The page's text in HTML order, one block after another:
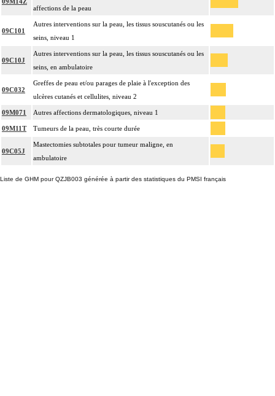
affections de la peau
09C101
Autres interventions sur la peau, les tissus souscutanés ou les
seins, niveau 1
09C10J
Autres interventions sur la peau, les tissus souscutanés ou les
seins, en ambulatoire
09C032
Greffes de peau et/ou parages de plaie à l'exception des
ulcères cutanés et cellulites, niveau 2
09M071 Autres affections dermatologiques, niveau 1
09M11T Tumeurs de la peau, très courte durée
09C05J
Mastectomies subtotales pour tumeur maligne, en
ambulatoire
Liste de GHM pour QZJB003 générée à partir des statistiques du PMSI français